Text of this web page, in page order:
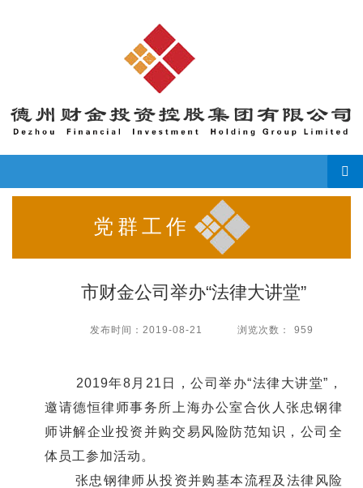
导
党群工作
市财金公司举办“法律大讲堂”
发布时间： 2019-08-21 浏览次数： 959
2019年8月21日，公司举办“法律大讲堂”，
邀请德恒律师事务所上海办公室合伙人张忠钢律
师讲解企业投资并购交易风险防范知识，公司全
体员工参加活动。
张忠钢律师从投资并购基本流程及法律风险